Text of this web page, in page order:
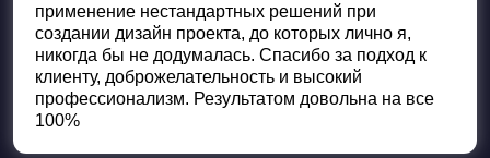
применение нестандартных решений при
создании дизайн проекта, до которых лично я,
никогда бы не додумалась. Спасибо за подход к
клиенту, доброжелательность и высокий
профессионализм. Результатом довольна на все
100%